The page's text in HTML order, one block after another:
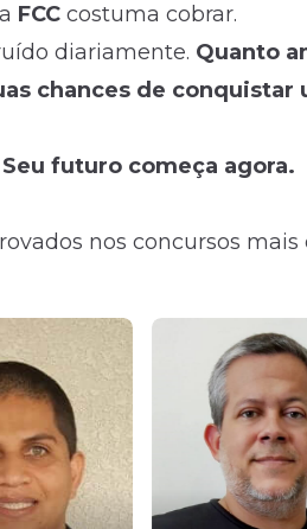
FCC costuma cobrar.
diariamente. Quanto
chances de conquistar
futuro começa agora.
nos concursos mais